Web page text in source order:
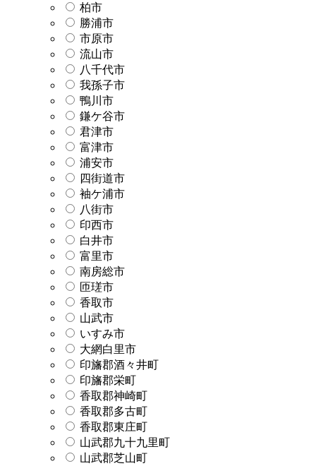
柏市
勝浦市
市原市
流山市
八千代市
我孫子市
鴨川市
鎌ケ谷市
君津市
富津市
浦安市
四街道市
袖ケ浦市
八街市
印西市
白井市
富里市
南房総市
匝瑳市
香取市
山武市
いすみ市
大網白里市
印旛郡酒々井町
印旛郡栄町
香取郡神崎町
香取郡多古町
香取郡東庄町
山武郡九十九里町
山武郡芝山町